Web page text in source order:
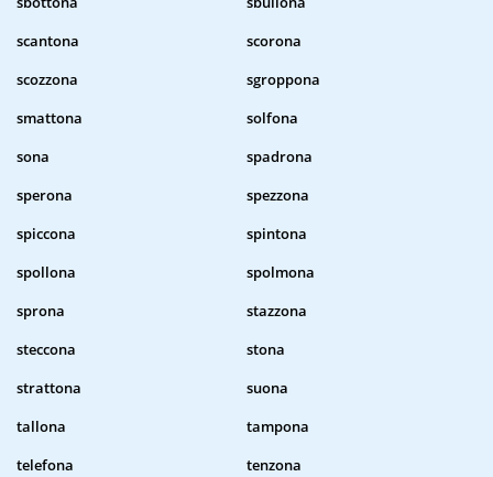
scantona
scorona
scozzona
sgroppona
smattona
solfona
sona
spadrona
sperona
spezzona
spiccona
spintona
spollona
spolmona
sprona
stazzona
steccona
stona
strattona
suona
tallona
tampona
telefona
tenzona